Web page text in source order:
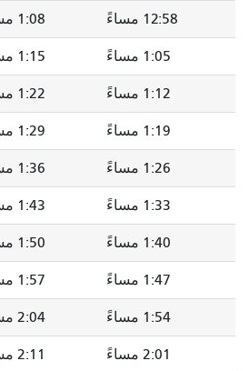
12:58 مساءً 1:08 مساءً
1:05 مساءً 1:15 مساءً
1:12 مساءً 1:22 مساءً
1:19 مساءً 1:29 مساءً
1:26 مساءً 1:36 مساءً
1:33 مساءً 1:43 مساءً
1:40 مساءً 1:50 مساءً
1:47 مساءً 1:57 مساءً
1:54 مساءً 2:04 مساءً
2:01 مساءً 2:11 مساءً